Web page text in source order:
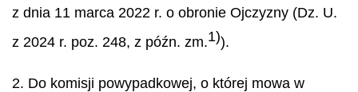
z dnia 11 marca 2022 r. o obronie Ojczyzny (Dz. U.
z 2024 r. poz. 248, z późn. zm.1)).
2. Do komisji powypadkowej, o której mowa w